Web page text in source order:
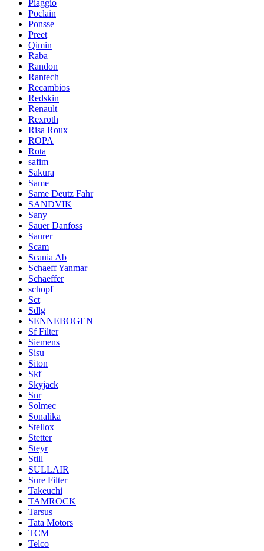
Piaggio
Poclain
Ponsse
Preet
Qimin
Raba
Randon
Rantech
Recambios
Redskin
Renault
Rexroth
Risa Roux
ROPA
Rota
safim
Sakura
Same
Same Deutz Fahr
SANDVIK
Sany
Sauer Danfoss
Saurer
Scam
Scania Ab
Schaeff Yanmar
Schaeffer
schopf
Sct
Sdlg
SENNEBOGEN
Sf Filter
Siemens
Sisu
Siton
Skf
Skyjack
Snr
Solmec
Sonalika
Stellox
Stetter
Steyr
Still
SULLAIR
Sure Filter
Takeuchi
TAMROCK
Tarsus
Tata Motors
TCM
Telco